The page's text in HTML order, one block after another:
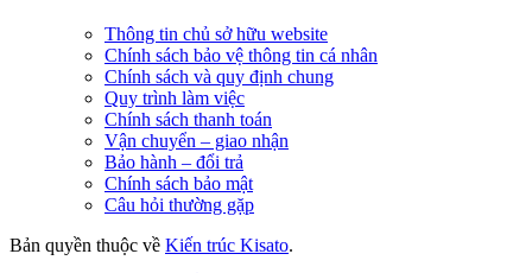
Thông tin chủ sở hữu website
Chính sách bảo vệ thông tin cá nhân
Chính sách và quy định chung
Quy trình làm việc
Chính sách thanh toán
Vận chuyển – giao nhận
Bảo hành – đổi trả
Chính sách bảo mật
Câu hỏi thường gặp
Bản quyền thuộc về Kiến trúc Kisato.